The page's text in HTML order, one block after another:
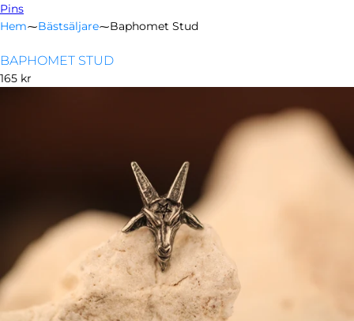
Pins
Hem⁓Bästsäljare⁓Baphomet Stud
BAPHOMET STUD
Ordinarie
165 kr